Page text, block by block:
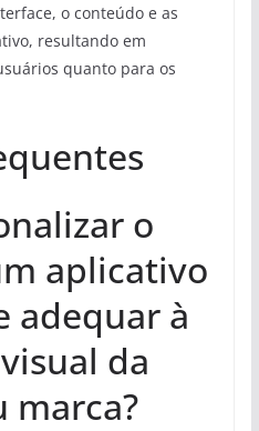
o conteúdo e as
resultando em
quanto para os
o
aplicativo
adequar à
da
marca?